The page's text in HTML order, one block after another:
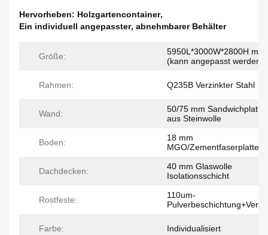
Hervorheben: Holzgartencontainer,
Ein individuell angepasster, abnehmbarer Behälter
Größe:
5950L*3000W*2800H mm
(kann angepasst werden)
Rahmen: Q235B Verzinkter Stahl
Wand:
50/75 mm Sandwichplatte
aus Steinwolle
Boden:
18 mm
MGO/Zementfaserplatte
Dachdecken:
40 mm Glaswolle
Isolationsschicht
Rostfeste:
110um-
Farbe: Individualisiert